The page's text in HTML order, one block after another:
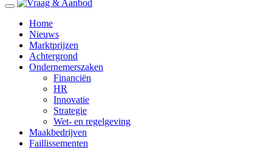
Home
Nieuws
Marktprijzen
Achtergrond
Ondernemerszaken
Financiën
HR
Innovatie
Strategie
Wet- en regelgeving
Maakbedrijven
Faillissementen